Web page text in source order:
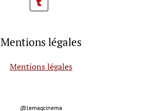
Mentions légales
Mentions légales
@lemagcinema